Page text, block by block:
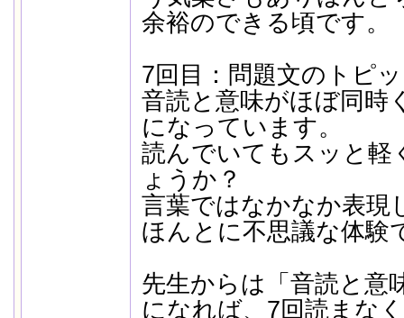
余裕のできる頃です。
7回目：問題文のトピ
音読と意味がほぼ同時
になっています。
読んでいてもスッと軽
ょうか？
言葉ではなかなか表現
ほんとに不思議な体験
先生からは「音読と意
になれば、7回読まな